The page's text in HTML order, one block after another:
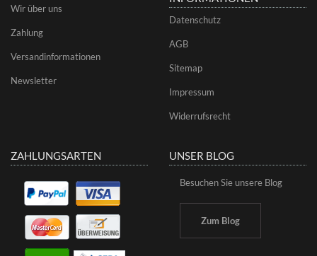
Wir über uns
Zahlung
Versandinformationen
Newsletter
Datenschutz
AGB
Sitemap
Impressum
Widerrufsrecht
ZAHLUNGSARTEN UNSER BLOG
Besuchen Sie unsere Blog
Zum Blog